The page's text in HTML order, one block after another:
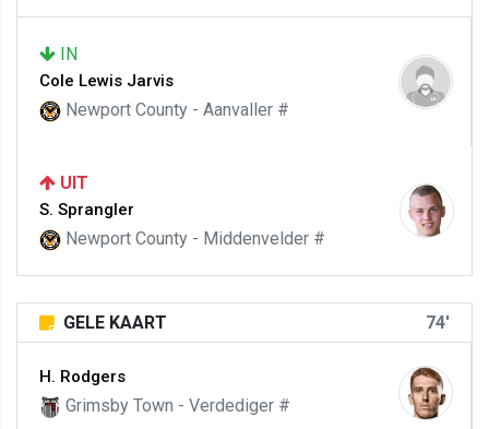
IN
Cole Lewis Jarvis
Newport County - Aanvaller #
UIT
S. Sprangler
Newport County - Middenvelder #
GELE KAART 74'
H. Rodgers
Grimsby Town - Verdediger #